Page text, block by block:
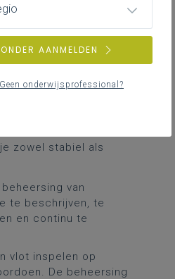
met de
of flexibiliteit
zowel stabiel als
van
te beschrijven, te
en continu te
vlot inspelen op
De beheersing
AANMELDEN
Geen onderwijsprofessional?